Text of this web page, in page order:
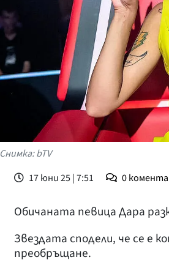
Снимка: bTV
17 юни 25 | 7:51
0
Обичаната певица Дара
Звездата сподели, че се е
преобръщане.